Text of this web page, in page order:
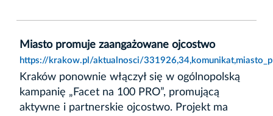
Miasto promuje zaangażowane ojcostwo
https://krakow.pl/aktualnosci/
Kraków ponownie włączył się w ogólnopolską
kampanię „Facet na 100 PRO”, promującą
aktywne i partnerskie ojcostwo. Projekt ma